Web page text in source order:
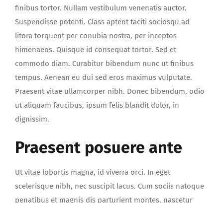
finibus tortor. Nullam vestibulum venenatis auctor.
Suspendisse potenti. Class aptent taciti sociosqu ad
litora torquent per conubia nostra, per inceptos
himenaeos. Quisque id consequat tortor. Sed et
commodo diam. Curabitur bibendum nunc ut finibus
tempus. Aenean eu dui sed eros maximus vulputate.
Praesent vitae ullamcorper nibh. Donec bibendum, odio
ut aliquam faucibus, ipsum felis blandit dolor, in
dignissim.
Praesent posuere ante
Ut vitae lobortis magna, id viverra orci. In eget
scelerisque nibh, nec suscipit lacus. Cum sociis natoque
penatibus et magnis dis parturient montes, nascetur